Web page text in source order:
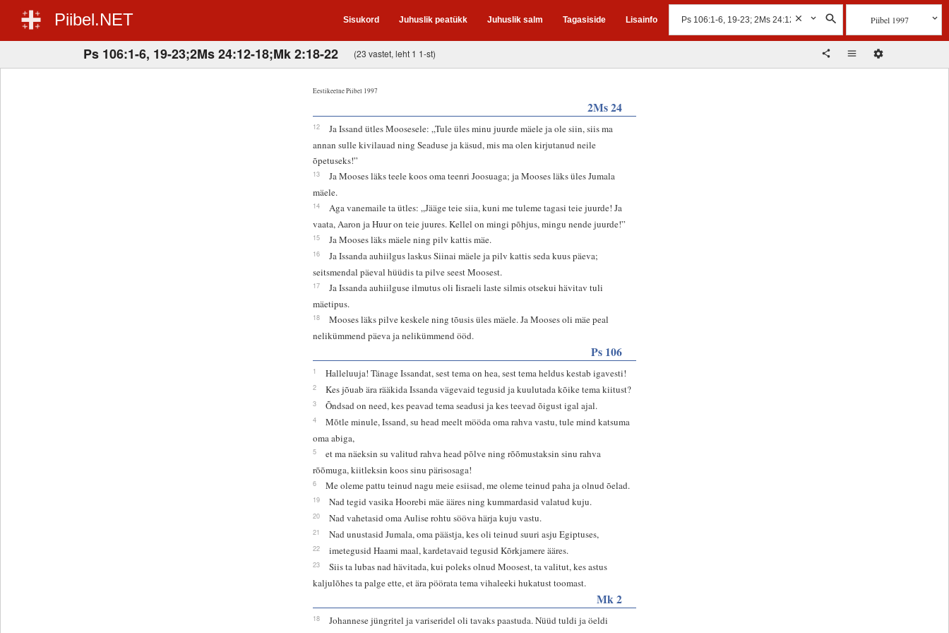
Piibel.NET Sisukord Juhuslik peatükk Juhuslik salm Tagasiside Lisainfo Piibel 1997
Ps 106:1-6, 19-23;2Ms 24:12-18;Mk 2:18-22 (23 vastet, leht 1 1-st)
Eestikeelne Piibel 1997
2Ms 24
12
Ja Issand ütles Moosesele: „Tule üles minu juurde mäele ja ole siin, siis ma
annan sulle kivilauad ning Seaduse ja käsud, mis ma olen kirjutanud neile
õpetuseks!”
13
Ja Mooses läks teele koos oma teenri Joosuaga; ja Mooses läks üles Jumala
mäele.
14
Aga vanemaile ta ütles: „Jääge teie siia, kuni me tuleme tagasi teie juurde! Ja
vaata, Aaron ja Huur on teie juures. Kellel on mingi põhjus, mingu nende juurde!”
15 Ja Mooses läks mäele ning pilv kattis mäe.
16
Ja Issanda auhiilgus laskus Siinai mäele ja pilv kattis seda kuus päeva;
seitsmendal päeval hüüdis ta pilve seest Moosest.
17
Ja Issanda auhiilguse ilmutus oli Iisraeli laste silmis otsekui hävitav tuli
mäetipus.
18
Mooses läks pilve keskele ning tõusis üles mäele. Ja Mooses oli mäe peal
nelikümmend päeva ja nelikümmend ööd.
Ps 106
1 Halleluuja! Tänage Issandat, sest tema on hea, sest tema heldus kestab igavesti!
2 Kes jõuab ära rääkida Issanda vägevaid tegusid ja kuulutada kõike tema kiitust?
3 Õndsad on need, kes peavad tema seadusi ja kes teevad õigust igal ajal.
4
Mõtle minule, Issand, su head meelt mööda oma rahva vastu, tule mind katsuma
oma abiga,
5
et ma näeksin su valitud rahva head põlve ning rõõmustaksin sinu rahva
rõõmuga, kiitleksin koos sinu pärisosaga!
6 Me oleme pattu teinud nagu meie esiisad, me oleme teinud paha ja olnud õelad.
19 Nad tegid vasika Hoorebi mäe ääres ning kummardasid valatud kuju.
20 Nad vahetasid oma Aulise rohtu sööva härja kuju vastu.
21 Nad unustasid Jumala, oma päästja, kes oli teinud suuri asju Egiptuses,
22 imetegusid Haami maal, kardetavaid tegusid Kõrkjamere ääres.
23
Siis ta lubas nad hävitada, kui poleks olnud Moosest, ta valitut, kes astus
kaljulõhes ta palge ette, et ära pöörata tema vihaleeki hukatust toomast.
Mk 2
18
Johannese jüngritel ja variseridel oli tavaks paastuda. Nüüd tuldi ja öeldi